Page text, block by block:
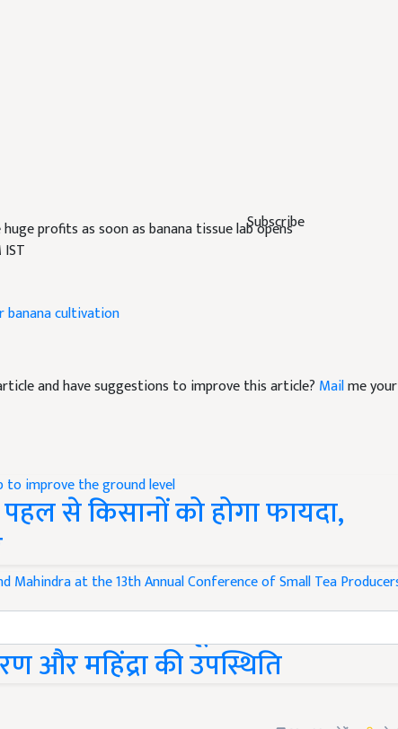
Subscribe
profits as soon as banana tissue lab opens
IST
banana cultivation
and have suggestions to improve this article? Mailme your
से किसानों को होगा फायदा,
उत्पादकों के समूह के 13वें वार्षिक
और महिंद्रा की उपस्थिति